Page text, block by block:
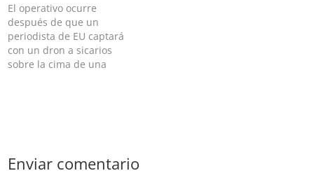
El operativo ocurre
después de que un
periodista de EU captará
con un dron a sicarios
sobre la cima de una
al parecer de “Los
Enviar comentario